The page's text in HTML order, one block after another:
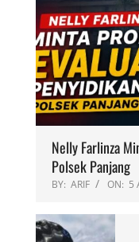
Nelly Farlinza
Polsek Panjang
BY: ARIF ON: 5